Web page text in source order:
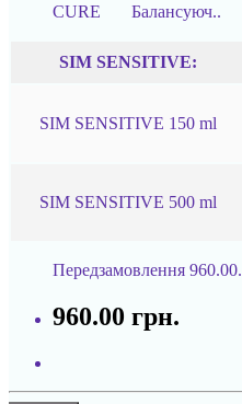
CURE Балансуюч..
SIM SENSITIVE:
SIM SENSITIVE 150 ml
SIM SENSITIVE 500 ml
Передзамовлення 960.00.
960.00 грн.